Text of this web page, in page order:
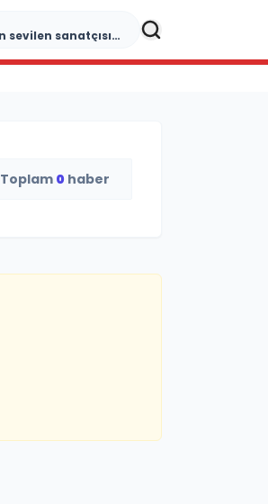
Arabesk müziğin sevilen sanatçısı Cansever 59 yaşında yaşamını yitirdi
Toplam 0 haber